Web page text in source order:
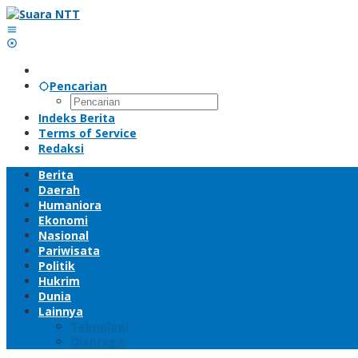
Lewati
ke
konten
Pencarian
Indeks Berita
Terms of Service
Redaksi
Berita
Daerah
Humaniora
Ekonomi
Nasional
Pariwisata
Politik
Hukrim
Dunia
Lainnya
Teknologi
Olahraga